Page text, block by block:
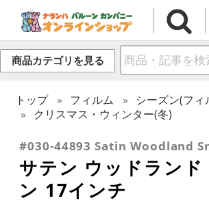
商品カテゴリを見る
トップ フィルム
シーズン(フィ
クリスマス・ウィンター(冬)
#030-44893 Satin Woodland
サテン ウッドランド
ン 17インチ